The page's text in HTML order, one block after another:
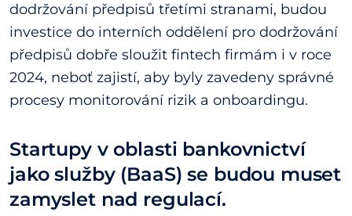
dodržování předpisů třetími stranami, budou
investice do interních oddělení pro dodržování
předpisů dobře sloužit fintech firmám i v roce
2024, neboť zajistí, aby byly zavedeny správné
procesy monitorování rizik a onboardingu.
Startupy v oblasti bankovnictví
jako služby (BaaS) se budou muset
zamyslet nad regulací.